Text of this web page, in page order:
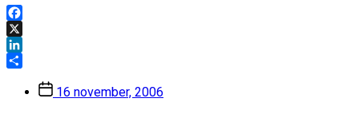
Facebook
X
LinkedIn
Inläggsdatum
16 november, 2006